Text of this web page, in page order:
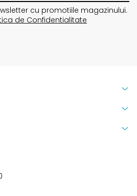
cu promotiile magazinului.
de Confidentialitate